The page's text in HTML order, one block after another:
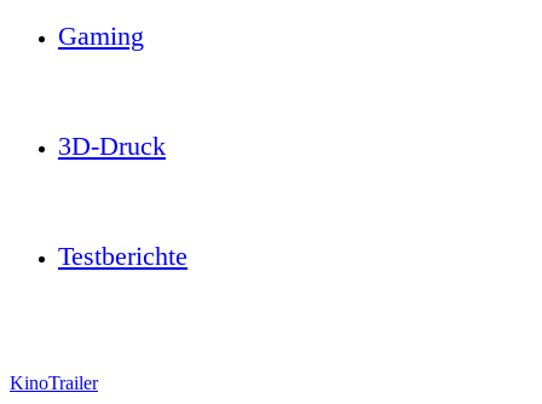
Gaming
3D-Druck
Testberichte
KinoTrailer